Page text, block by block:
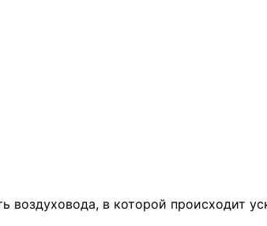
воздуховода, в которой происходит